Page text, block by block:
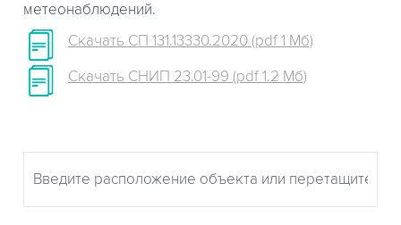
метеонаблюдений.
Скачать СП 131.13330.2020 (pdf 1 Мб)
Скачать СНИП 23.01-99 (pdf 1.2 Мб)